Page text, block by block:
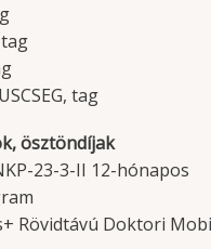
tag
tag
ösztöndíjak
23-3-II 12-hónapos
Rövidtávú Doktori